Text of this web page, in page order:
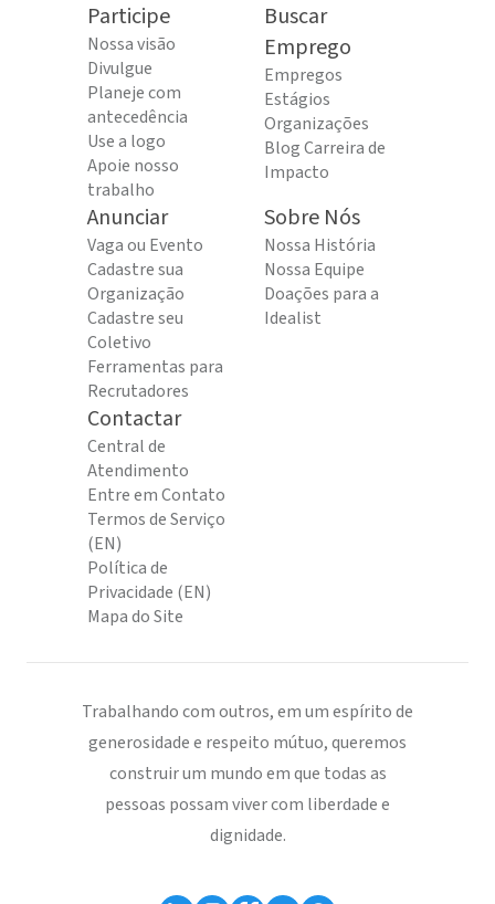
Participe
Nossa visão
Divulgue
Planeje com
antecedência
Use a logo
Apoie nosso
trabalho
Buscar
Emprego
Empregos
Estágios
Organizações
Blog Carreira de
Impacto
Anunciar
Vaga ou Evento
Cadastre sua
Organização
Cadastre seu
Coletivo
Ferramentas para
Recrutadores
Sobre Nós
Nossa História
Nossa Equipe
Doações para a
Idealist
Contactar
Central de
Atendimento
Entre em Contato
Termos de Serviço
(EN)
Política de
Privacidade (EN)
Mapa do Site
Trabalhando com outros, em um espírito de
generosidade e respeito mútuo, queremos
construir um mundo em que todas as
pessoas possam viver com liberdade e
dignidade.